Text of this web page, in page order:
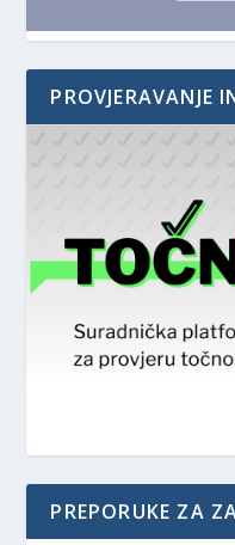
PROVJERAVANJE
PREPORUKE ZA